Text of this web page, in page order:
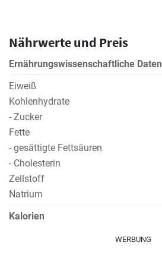
Nährwerte und Preis
Ernährungswissenschaftliche Daten
Eiweiß
Kohlenhydrate
- Zucker
Fette
- gesättigte Fettsäuren
- Cholesterin
Zellstoff
Natrium
Kalorien
WERBUNG